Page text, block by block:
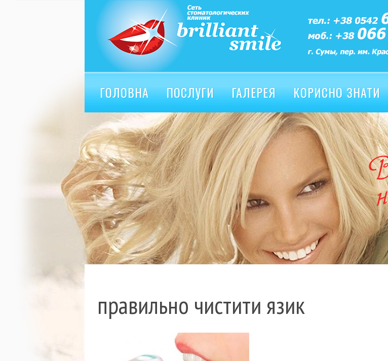
ГОЛОВНА ПОСЛУГИ ГАЛЕРЕЯ КОРИСНО ЗНАТИ
ВІДГУКИ
правильно чистити язик